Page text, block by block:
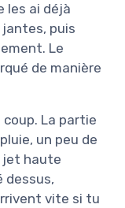
les ai déjà
puis
Le
de manière
La partie
un peu de
jet haute
dessus,
vite si tu